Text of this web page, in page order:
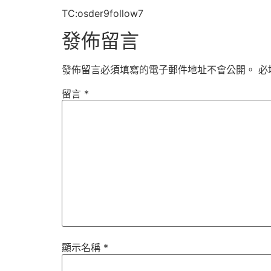
TC:osder9follow7
發佈留言
發佈留言必須填寫的電子郵件地址不會公開。 必
留言 *
顯示名稱 *